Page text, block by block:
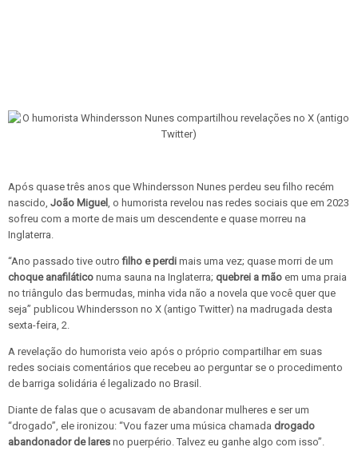
Após quase três anos que Whindersson Nunes perdeu seu filho recém
nascido, João Miguel, o humorista revelou nas redes sociais que em 2023
sofreu com a morte de mais um descendente e quase morreu na
Inglaterra.
“Ano passado tive outro filho e perdi mais uma vez; quase morri de um
choque anafilático numa sauna na Inglaterra; quebrei a mão em uma praia
no triângulo das bermudas, minha vida não a novela que você quer que
seja” publicou Whindersson no X (antigo Twitter) na madrugada desta
sexta-feira, 2.
A revelação do humorista veio após o próprio compartilhar em suas
redes sociais comentários que recebeu ao perguntar se o procedimento
de barriga solidária é legalizado no Brasil.
Diante de falas que o acusavam de abandonar mulheres e ser um
“drogado”, ele ironizou: “Vou fazer uma música chamada drogado
abandonador de lares no puerpério. Talvez eu ganhe algo com isso”.